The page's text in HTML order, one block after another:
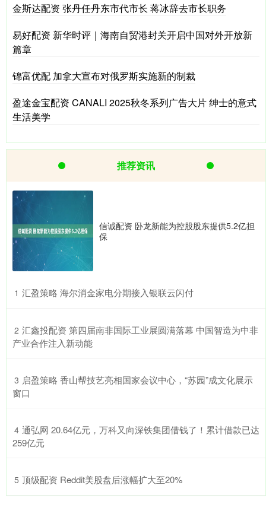
金斯达配资 张丹任丹东市代市长 蒋冰辞去市长职务
易好配资 新华时评｜海南自贸港封关开启中国对外开放新
篇章
锦富优配 加拿大宣布对俄罗斯实施新的制裁
盈途金宝配资 CANALI 2025秋冬系列广告大片 绅士的意式
生活美学
推荐资讯
信诚配资 卧龙新能为控股股东提供5.2亿担
保
1 ​汇盈策略 海尔消金家电分期接入银联云闪付
2 ​汇鑫投配资 第四届南非国际工业展圆满落幕 中国智造为中非
产业合作注入新动能
3 ​启盈策略 香山帮技艺亮相国家会议中心，“苏园”成文化展示
窗口
4 ​通弘网 20.64亿元，万科又向深铁集团借钱了！累计借款已达
259亿元
5 ​顶级配资 Reddit美股盘后涨幅扩大至20%